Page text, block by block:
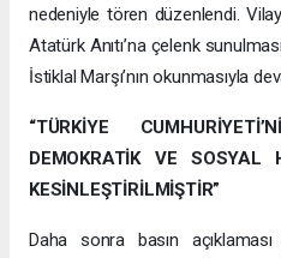
nedeniyle tören düzenlendi.
Atatürk Anıtı’na çelenk
İstiklal Marşı’nın okunmasıyla
“TÜRKİYE
DEMOKRATİK VE SOSYAL
KESİNLEŞTİRİLMİŞTİR”
Daha sonra basın